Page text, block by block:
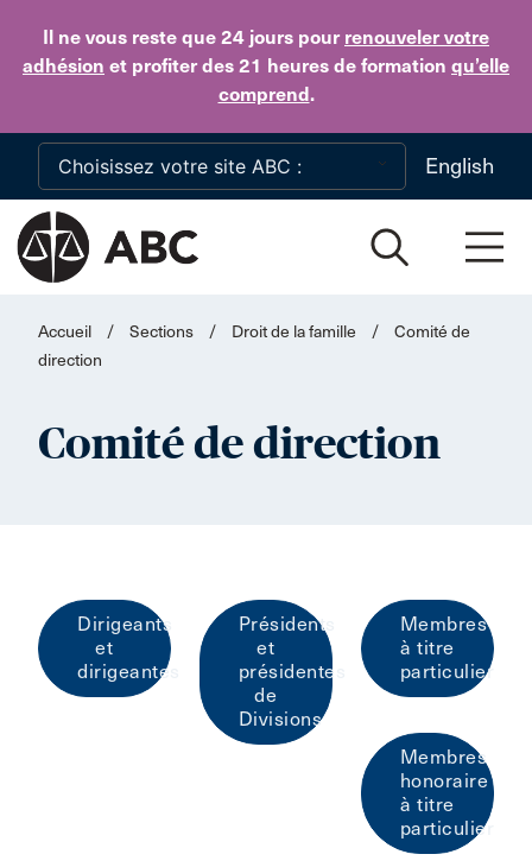
Il ne vous reste que 24 jours pour renouveler votre
adhésion et profiter des 21 heures de formation qu’elle
comprend.
Skip to main content
English
Accueil / Sections / Droit de la famille /
Comité de
direction
Comité de direction
Dirigeants
et
dirigeantes
Présidents
et
présidentes
de
Divisions
Membres
à titre
particulier
Membres
honoraire
à titre
particulier